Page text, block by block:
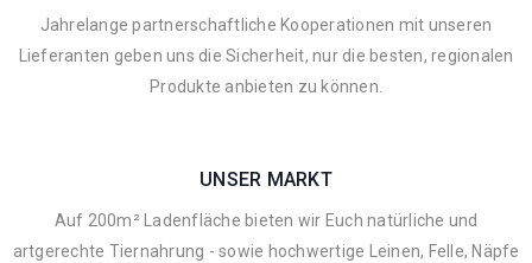
Jahrelange partnerschaftliche Kooperationen mit unseren
Lieferanten geben uns die Sicherheit, nur die besten, regionalen
Produkte anbieten zu können.
UNSER MARKT
Auf 200m² Ladenfläche bieten wir Euch natürliche und
artgerechte Tiernahrung - sowie hochwertige Leinen, Felle, Näpfe